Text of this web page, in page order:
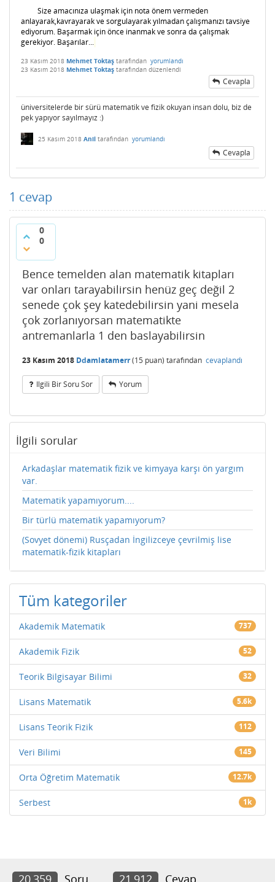
Size amacınıza ulaşmak için nota önem vermeden
anlayarak,kavrayarak ve sorgulayarak yılmadan çalışmanızı tavsiye
ediyorum. Başarmak için önce inanmak ve sonra da çalışmak
gerekiyor. Başarılar...
23 Kasım 2018 Mehmet Toktaş tarafından yorumlandı
23 Kasım 2018 Mehmet Toktaş tarafından düzenlendi
Cevapla
üniversitelerde bir sürü matematik ve fizik okuyan insan dolu, biz de
pek yapıyor sayılmayız :)
25 Kasım 2018 Anil tarafından yorumlandı
Cevapla
1 cevap
0
0
Bence temelden alan matematik kitapları
var onları tarayabilirsin henüz geç değil 2
senede çok şey katedebilirsin yani mesela
çok zorlanıyorsan matematikte
antremanlarla 1 den baslayabilirsin
23 Kasım 2018 Ddamlatamerr(15 puan) tarafından cevaplandı
Ilgili Bir Soru Sor Yorum
İlgili sorular
Arkadaşlar matematik fizik ve kimyaya karşı ön yargım
var.
Matematik yapamıyorum....
Bir türlü matematik yapamıyorum?
(Sovyet dönemi) Rusçadan İngilizceye çevrilmiş lise
matematik-fizik kitapları
Tüm kategoriler
Akademik Matematik 737
Akademik Fizik 52
Teorik Bilgisayar Bilimi 32
Lisans Matematik 5.6k
Lisans Teorik Fizik 112
Veri Bilimi 145
Orta Öğretim Matematik 12.7k
Serbest 1k